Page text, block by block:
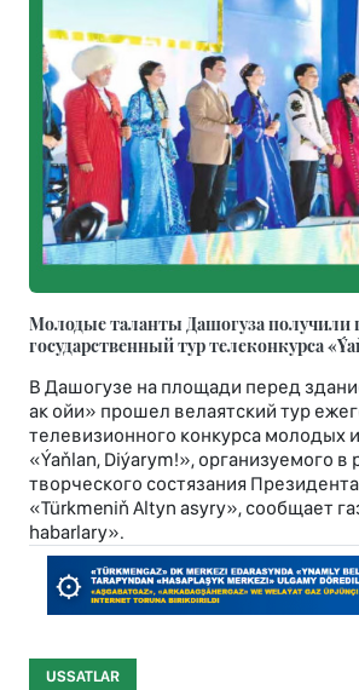
Молодые таланты Дашогуза получили
государственный тур телеконкурса
В Дашогузе на площади перед
ак ойи» прошел велаятский тур
телевизионного конкурса молодых
«Ýaňlan, Diýarym!», организуемого в
творческого состязания
«Türkmeniň Altyn asyry», сообщает
habarlary».
USSATLAR